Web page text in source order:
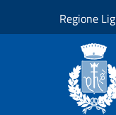
Regione